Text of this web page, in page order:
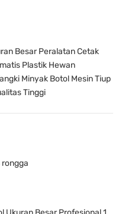
Besar Peralatan Cetak
Plastik Hewan
Minyak Botol Mesin Tiup
Tinggi